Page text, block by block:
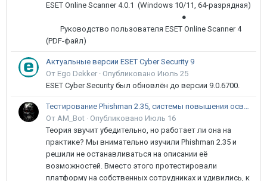
ESET Online Scanner 4.0.1 (Windows 10/11, 64-разрядная)
●
Руководство пользователя ESET Online Scanner 4
(PDF-файл)
Актуальные версии ESET Cyber Security 9
От Ego Dekker · Опубликовано Июль 25
ESET Cyber Security был обновлён до версии 9.0.6700.
Тестирование Phishman 2.35, системы повышения осведомлённости пользователей в сфере ИБ
От AM_Bot · Опубликовано Июль 16
Теория звучит убедительно, но работает ли она на
практике? Мы внимательно изучили Phishman 2.35 и
решили не останавливаться на описании её
возможностей. Вместо этого протестировали
платформу на собственных сотрудниках и удивились, к